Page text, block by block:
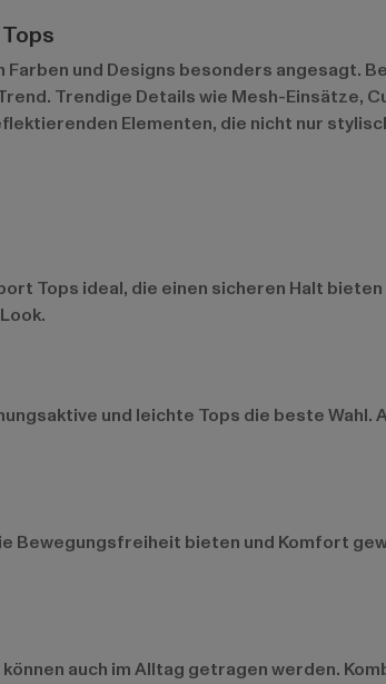
und Designs besonders angesagt.
Trendige Details wie Mesh-Einsätze,
Elementen, die nicht nur
Tops ideal, die einen sicheren Halt
und leichte Tops die beste
Bewegungsfreiheit bieten und Komfort
auch im Alltag getragen werden.